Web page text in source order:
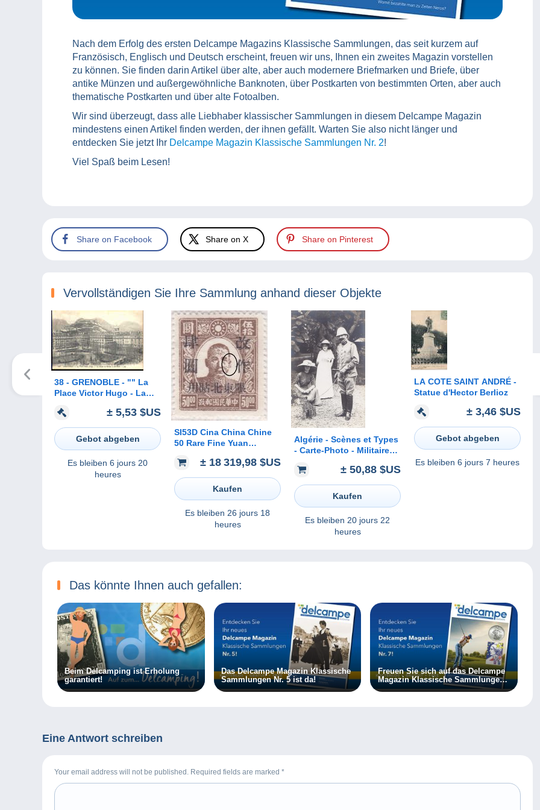
Nach dem Erfolg des ersten Delcampe Magazins Klassische Sammlungen, das seit kurzem auf
Französisch, Englisch und Deutsch erscheint, freuen wir uns, Ihnen ein zweites Magazin vorstellen
zu können. Sie finden darin Artikel über alte, aber auch modernere Briefmarken und Briefe, über
antike Münzen und außergewöhnliche Banknoten, über Postkarten von bestimmten Orten, aber auch
thematische Postkarten und über alte Fotoalben.
Wir sind überzeugt, dass alle Liebhaber klassischer Sammlungen in diesem Delcampe Magazin
mindestens einen Artikel finden werden, der ihnen gefällt. Warten Sie also nicht länger und
entdecken Sie jetzt Ihr Delcampe Magazin Klassische Sammlungen Nr. 2!
Viel Spaß beim Lesen!
Share on Facebook Share on X Share on Pinterest
Vervollständigen Sie Ihre Sammlung anhand dieser Objekte
38 - GRENOBLE - "" La
Place Victor Hugo - La
Forts ""
± 5,53 $US
Gebot abgeben
Es bleiben 6 jours 20
heures
SI53D Cina China Chine
50 Rare Fine Yuan
NO gum± 18 319,98 $US
Kaufen
Es bleiben 26 jours 18
heures
Algérie - Scènes et Types
- Carte-Photo - Militaire
Femmes - Panthère en
laisse
± 50,88 $US
Kaufen
Es bleiben 20 jours 22
heures
LA COTE SAINT ANDRÉ -
Statue d'Hector Berlioz
± 3,46 $US
Gebot abgeben
Es bleiben 6 jours 7 heures
Das könnte Ihnen auch gefallen:
Beim Delcamping ist Erholung
garantiert!
Das Delcampe Magazin Klassische
Sammlungen Nr. 5 ist da!
Freuen Sie sich auf das Delcampe
Magazin Klassische Sammlungen
7
Eine Antwort schreiben
Your email address will not be published. Required fields are marked *